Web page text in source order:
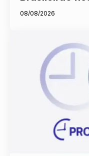
08/08/2026